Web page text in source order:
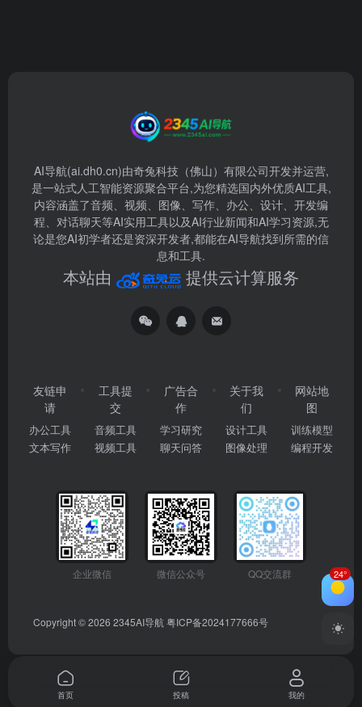
AI导航(ai.dh0.cn)由奇兔科技（佛山）有限公司开发并运营,
是一站式人工智能资源聚合平台,为您精选国内外优质AI工具,
内容涵盖了音频、视频、图像、写作、办公、设计、开发编
程、对话聊天等AI实用工具以及AI行业新闻和AI学习资源,无
论是您AI初学者还是资深开发者,都能在AI导航找到所需的信
息和工具.
本站由 提供云计算服务
友链申
请
办公工具
文本写作
工具提
交
音频工具
视频工具
广告合
作
学习研究
聊天问答
关于我
们
设计工具
图像处理
网站地
图
训练模型
编程开发
企业微信 微信公众号 QQ交流群
Copyright © 2026 2345AI导航 粤ICP备2024177666号
24°
首页 投稿 我的